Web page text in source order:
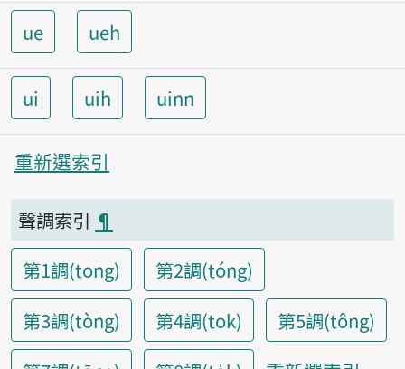
ue ueh
ui uih uinn
重新選索引
聲調索引 ¶
第1調(tong)
第2調(tóng)
第3調(tòng)
第4調(tok)
第5調(tông)